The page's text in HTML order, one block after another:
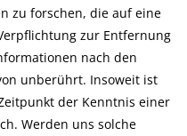
zu forschen, die auf eine
zur Entfernung
nach den
unberührt. Insoweit ist
der Kenntnis einer
Werden uns solche